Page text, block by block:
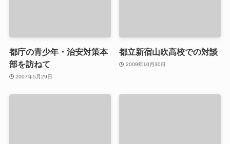
都庁の青少年・治安対策本
部を訪ねて
2007年5月29日
都立新宿山吹高校での対談
2009年10月30日